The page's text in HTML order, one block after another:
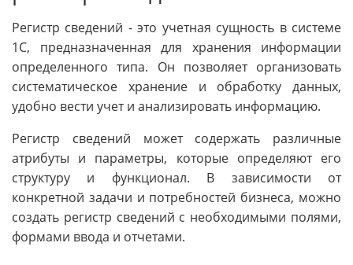
Регистр сведений - это учетная сущность в системе
1С, предназначенная для хранения информации
определенного типа. Он позволяет организовать
систематическое хранение и обработку данных,
удобно вести учет и анализировать информацию.
Регистр сведений может содержать различные
атрибуты и параметры, которые определяют его
структуру и функционал. В зависимости от
конкретной задачи и потребностей бизнеса, можно
создать регистр сведений с необходимыми полями,
формами ввода и отчетами.